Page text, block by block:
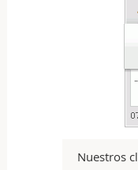
Nuestros